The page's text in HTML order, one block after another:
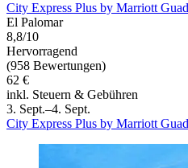
City Express Plus by Marriott
El Palomar
8,8/10
Hervorragend
(958 Bewertungen)
62 €
inkl. Steuern & Gebühren
3. Sept.–4. Sept.
City Express Plus by Marriott